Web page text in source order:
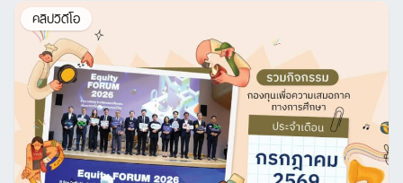
คลิปวิดีโอ